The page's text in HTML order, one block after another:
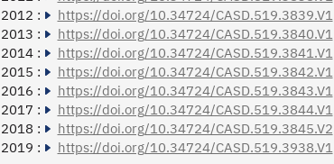
2012 :
https://doi.org/10.34724/CASD.519.3839.V1
2013 :
https://doi.org/10.34724/CASD.519.3840.V1
2014 :
https://doi.org/10.34724/CASD.519.3841.V1
2015 :
https://doi.org/10.34724/CASD.519.3842.V1
2016 :
https://doi.org/10.34724/CASD.519.3843.V1
2017 :
https://doi.org/10.34724/CASD.519.3844.V1
2018 :
https://doi.org/10.34724/CASD.519.3845.V2
2019 :
https://doi.org/10.34724/CASD.519.3938.V1